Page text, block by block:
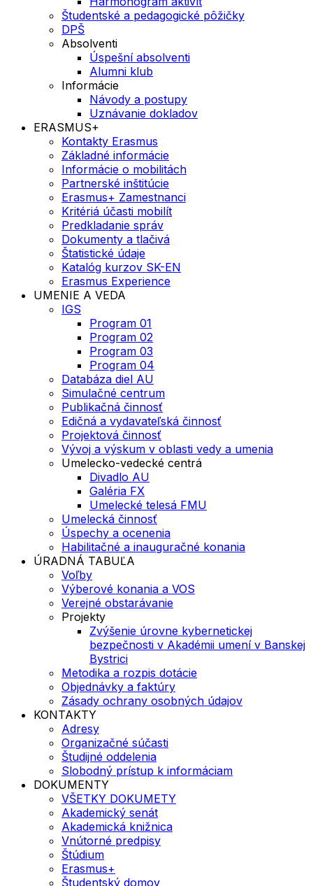
Študentské a pedagogické pôžičky
DPŠ
Absolventi
Úspešní absolventi
Alumni klub
Informácie
Návody a postupy
Uznávanie dokladov
ERASMUS+
Kontakty Erasmus
Základné informácie
Informácie o mobilitách
Partnerské inštitúcie
Erasmus+ Zamestnanci
Kritériá účasti mobilít
Predkladanie správ
Dokumenty a tlačivá
Štatistické údaje
Katalóg kurzov SK-EN
Erasmus Experience
UMENIE A VEDA
IGS
Program 01
Program 02
Program 03
Program 04
Databáza diel AU
Simulačné centrum
Publikačná činnosť
Edičná a vydavateľská činnosť
Projektová činnosť
Vývoj a výskum v oblasti vedy a umenia
Umelecko-vedecké centrá
Divadlo AU
Galéria FX
Umelecké telesá FMU
Umelecká činnosť
Úspechy a ocenenia
Habilitačné a inauguračné konania
ÚRADNÁ TABUĽA
Voľby
Výberové konania a VOS
Verejné obstarávanie
Projekty
Zvýšenie úrovne kybernetickej
bezpečnosti v Akadémii umení v Banskej
Bystrici
Metodika a rozpis dotácie
Objednávky a faktúry
Zásady ochrany osobných údajov
KONTAKTY
Adresy
Organizačné súčasti
Študijné oddelenia
Slobodný prístup k informáciam
DOKUMENTY
VŠETKY DOKUMETY
Akademický senát
Akademická knižnica
Vnútorné predpisy
Štúdium
Erasmus+
Študentský domov